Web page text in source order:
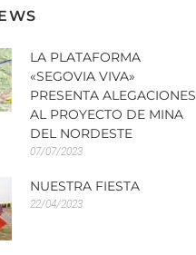
LA PLATAFORMA
«SEGOVIA VIVA»
PRESENTA ALEGACIONES
AL PROYECTO DE MINA
DEL NORDESTE
07/07/2023
NUESTRA FIESTA
22/04/2023